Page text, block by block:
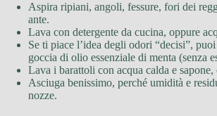
Aspira ripiani, angoli, fessure, fori dei
ante.
Lava con detergente da cucina, oppure
Se ti piace l’idea degli odori “decisi”,
goccia di olio essenziale di menta (senza
Lava i barattoli con acqua calda e
Asciuga benissimo, perché umidità e
nozze.